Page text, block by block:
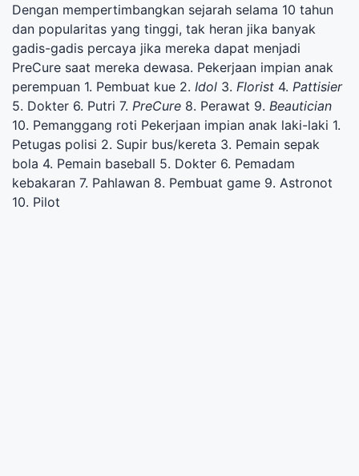
Dengan mempertimbangkan sejarah selama 10 tahun
dan popularitas yang tinggi, tak heran jika banyak
gadis-gadis percaya jika mereka dapat menjadi
PreCure saat mereka dewasa. Pekerjaan impian anak
perempuan 1. Pembuat kue 2. Idol 3. Florist 4. Pattisier
5. Dokter 6. Putri 7. PreCure 8. Perawat 9. Beautician
10. Pemanggang roti Pekerjaan impian anak laki-laki 1.
Petugas polisi 2. Supir bus/kereta 3. Pemain sepak
bola 4. Pemain baseball 5. Dokter 6. Pemadam
kebakaran 7. Pahlawan 8. Pembuat game 9. Astronot
10. Pilot